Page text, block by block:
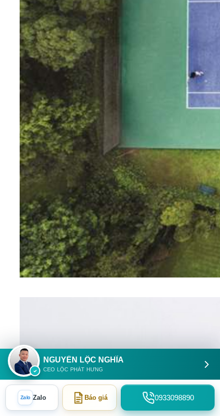
NGUYỄN LỘC NGHĨA
CEO LỘC PHÁT HƯNG
Zalo Zalo Báo giá 0933098890